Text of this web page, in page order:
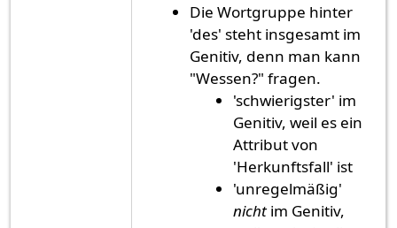
Die Wortgruppe hinter
'des' steht insgesamt im
Genitiv, denn man kann
"Wessen?" fragen.
'schwierigster' im
Genitiv, weil es ein
Attribut von
'Herkunftsfall' ist
'unregelmäßig'
nichtim Genitiv,